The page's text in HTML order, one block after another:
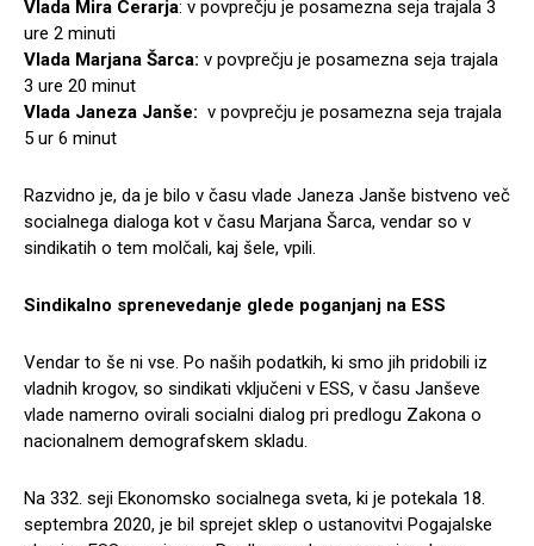
Vlada Mira Cerarja: v povprečju je posamezna seja trajala 3
ure 2 minuti
Vlada Marjana Šarca: v povprečju je posamezna seja trajala
3 ure 20 minut
Vlada Janeza Janše: v povprečju je posamezna seja trajala
5 ur 6 minut
Razvidno je, da je bilo v času vlade Janeza Janše bistveno več
socialnega dialoga kot v času Marjana Šarca, vendar so v
sindikatih o tem molčali, kaj šele, vpili.
Sindikalno sprenevedanje glede poganjanj na ESS
Vendar to še ni vse. Po naših podatkih, ki smo jih pridobili iz
vladnih krogov, so sindikati vključeni v ESS, v času Janševe
vlade namerno ovirali socialni dialog pri predlogu Zakona o
nacionalnem demografskem skladu.
Na 332. seji Ekonomsko socialnega sveta, ki je potekala 18.
septembra 2020, je bil sprejet sklep o ustanovitvi Pogajalske